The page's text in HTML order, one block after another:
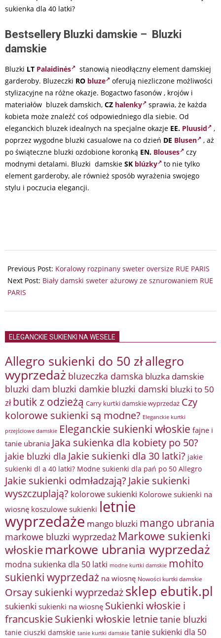
sukienka dla 40 latki?
Bestsellery Bluzki damskie – Bluzki
damskie
Bluzki LT Palaidinės
stanowią nieodłączny element damskiej
garderoby. Bluzeczki RO bluze
oferują niezliczone możliwości
stylizacyjne na różne okazje. Bogactwo fasonów , krojów i
materiałów bluzek damskich, CZ halenky
sprawia, że każda
kobieta może znaleźć coś odpowiedniego dla siebie. Od
eleganckich bluzek idealnych na specjalne okazje EE. Pluusid
,
poprzez wygodne bluzki casualowe na co dzień DE Blusen
, aż
po świąteczne bluzki ozdobione koronką EN. Blouses
czy
modnymi detalami. Bluzki damskie SK blúzky
to nie tylko
element garderoby, ale również sposób wyrażenia swojego
stylu i poczucia elegancji.
10-
31
Previous Post: Koralowy rozpinany sweter oversize RUE PARIS
Next Post: Biały damski sweter ażurowy ze sznurowaniem RUE
PARIS
ELEGANCKIE SUKIENKI NA WESELE
Allegro sukienki do 50 złallegro
wyprzedaż bluzeczka damska bluzka damskie
bluzki dam bluzki damkie bluzki damski bluzki to 50
zł butik z odzieżą Carry kurtki damskie wyprzedaż Czy
kolorowe sukienki są modne? Eleganckie kurtki
przejściowe damskie Eleganckie sukienki włoskie fajne i
tanie ubrania Jaka sukienka dla kobiety po 50?
jakie bluzki dla Jakie sukienki dla 30 latki? jakie
sukienki dl a 40 latki? Modne sukienki dla pań po 50 Allegro
Jakie sukienki odmładzają? Jakie sukienki
wyszczuplają? kolorowe sukienki Kolorowe sukienki na
wiosnę koszulowe sukienki letnie
wyprzedaże mango bluzki mango ubrania
markowe bluzki wyprzedaż Markowe sukienki
włoskie markowe ubrania wyprzedaż
modna sukienka dla 50 latki modne kurtki damskie mohito
sukienki wyprzedaż na wiosnę Nowości kurtki damskie
Orsay sukienki wyprzedażsklep ebutik.pl
sukienki sukienki na wiosnę Sukienki włoskie i
francuskieSukienki włoskie letnietanie bluzki
tanie ciuszki damskie tanie kurtki damskie tanie sukienki dla 50